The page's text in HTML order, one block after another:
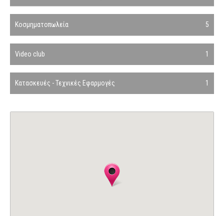
Κοσμηματοπωλεία 5
Video club 1
Κατασκευές - Τεχνικές Εφαρμογές 1